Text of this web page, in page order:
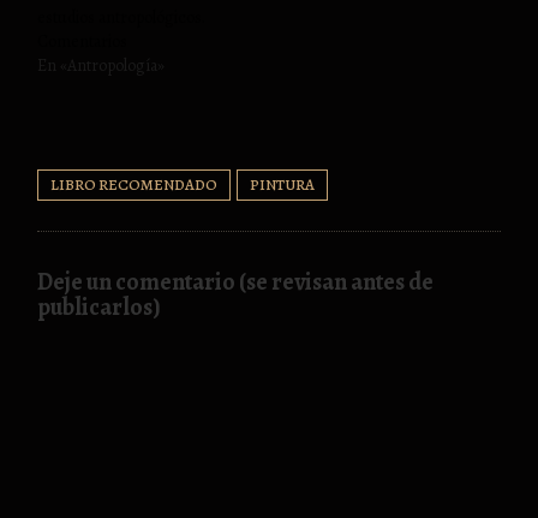
LIBRO RECOMENDADO PINTURA
Deje un comentario (se revisan antes de
publicarlos)